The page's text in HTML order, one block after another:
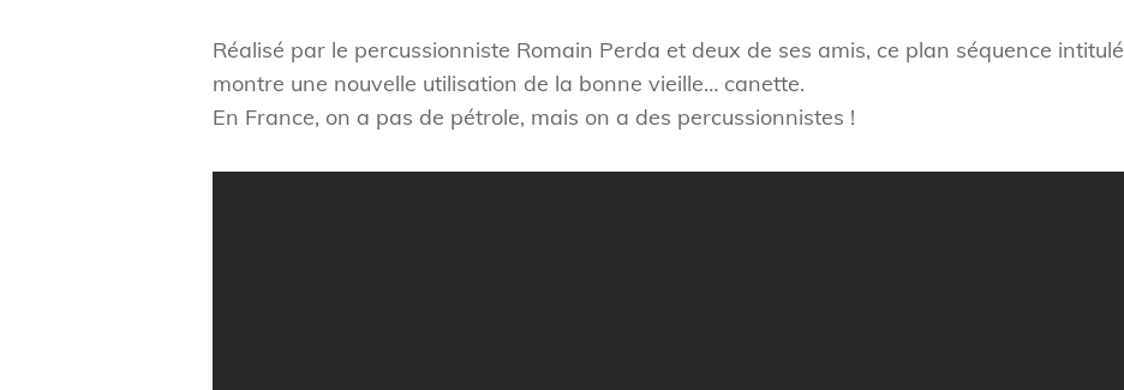
Réalisé par le percussionniste Romain Perda et deux de ses amis, ce plan séquence intitulé
montre une nouvelle utilisation de la bonne vieille… canette.
En France, on a pas de pétrole, mais on a des percussionnistes !